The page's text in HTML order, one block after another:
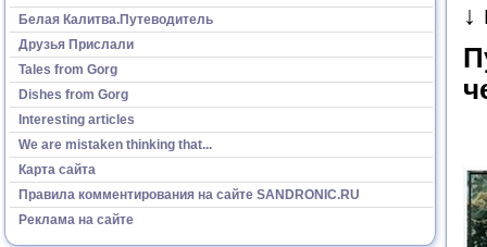
Белая Калитва.Путеводитель
Друзья Прислали
Tales from Gorg
Dishes from Gorg
Interesting articles
We are mistaken thinking that...
Карта сайта
Правила комментирования на сайте SANDRONIC.RU
Реклама на сайте